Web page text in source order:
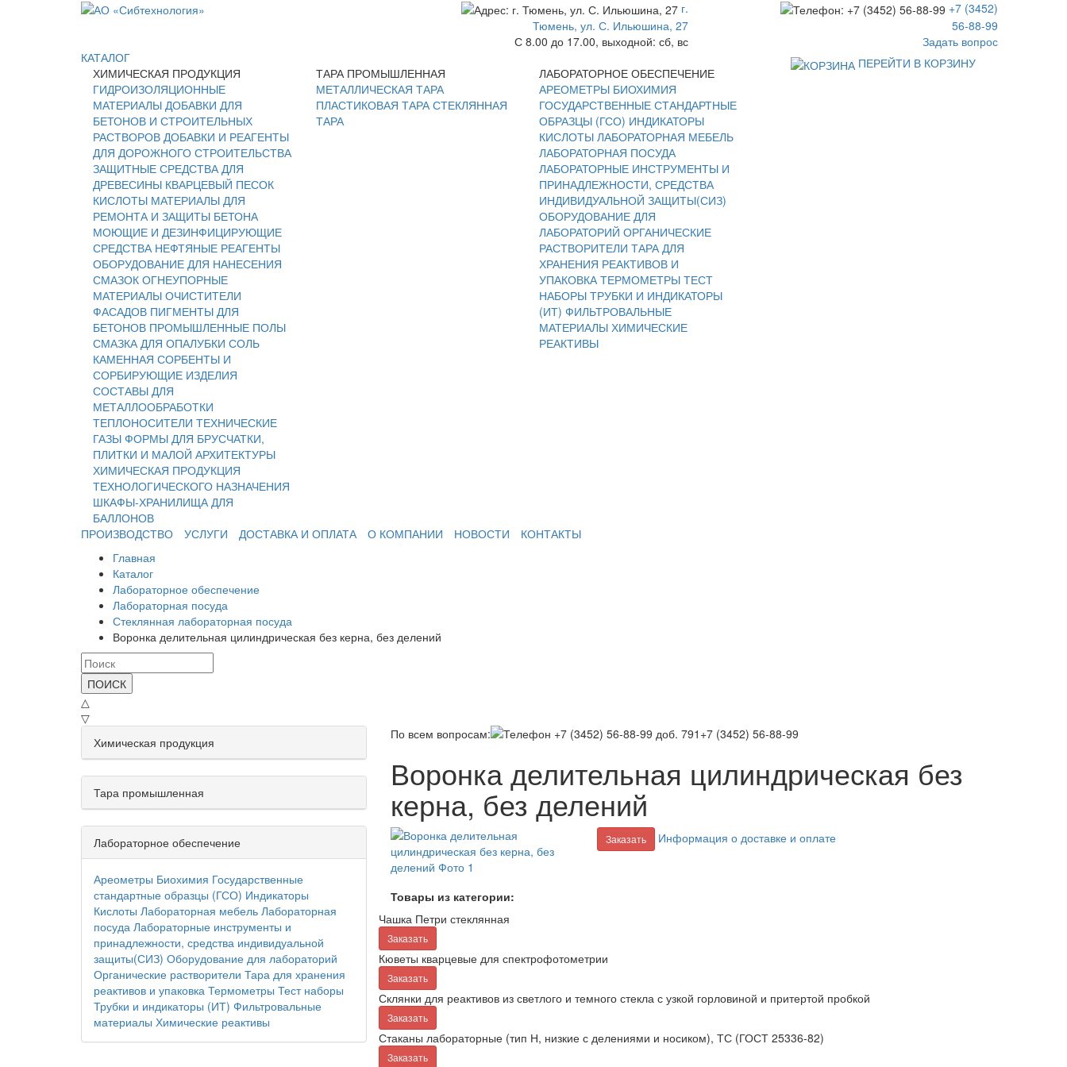
г.
Тюмень, ул. С. Ильюшина, 27
С 8.00 до 17.00, выходной: сб, вс
+7 (3452)
56-88-99
Задать вопрос
КАТАЛОГ
ХИМИЧЕСКАЯ ПРОДУКЦИЯ
ГИДРОИЗОЛЯЦИОННЫЕ
МАТЕРИАЛЫ ДОБАВКИ ДЛЯ
БЕТОНОВ И СТРОИТЕЛЬНЫХ
РАСТВОРОВ ДОБАВКИ И РЕАГЕНТЫ
ДЛЯ ДОРОЖНОГО СТРОИТЕЛЬСТВА
ЗАЩИТНЫЕ СРЕДСТВА ДЛЯ
ДРЕВЕСИНЫ КВАРЦЕВЫЙ ПЕСОК
КИСЛОТЫ МАТЕРИАЛЫ ДЛЯ
РЕМОНТА И ЗАЩИТЫ БЕТОНА
МОЮЩИЕ И ДЕЗИНФИЦИРУЮЩИЕ
СРЕДСТВА НЕФТЯНЫЕ РЕАГЕНТЫ
ОБОРУДОВАНИЕ ДЛЯ НАНЕСЕНИЯ
СМАЗОК ОГНЕУПОРНЫЕ
МАТЕРИАЛЫ ОЧИСТИТЕЛИ
ФАСАДОВ ПИГМЕНТЫ ДЛЯ
БЕТОНОВ ПРОМЫШЛЕННЫЕ ПОЛЫ
СМАЗКА ДЛЯ ОПАЛУБКИ СОЛЬ
КАМЕННАЯ СОРБЕНТЫ И
СОРБИРУЮЩИЕ ИЗДЕЛИЯ
СОСТАВЫ ДЛЯ
МЕТАЛЛООБРАБОТКИ
ТЕПЛОНОСИТЕЛИ ТЕХНИЧЕСКИЕ
ГАЗЫ ФОРМЫ ДЛЯ БРУСЧАТКИ,
ПЛИТКИ И МАЛОЙ АРХИТЕКТУРЫ
ХИМИЧЕСКАЯ ПРОДУКЦИЯ
ТЕХНОЛОГИЧЕСКОГО НАЗНАЧЕНИЯ
ШКАФЫ-ХРАНИЛИЩА ДЛЯ
БАЛЛОНОВ
ТАРА ПРОМЫШЛЕННАЯ
МЕТАЛЛИЧЕСКАЯ ТАРА
ПЛАСТИКОВАЯ ТАРА СТЕКЛЯННАЯ
ТАРА
ЛАБОРАТОРНОЕ ОБЕСПЕЧЕНИЕ
АРЕОМЕТРЫ БИОХИМИЯ
ГОСУДАРСТВЕННЫЕ СТАНДАРТНЫЕ
ОБРАЗЦЫ (ГСО) ИНДИКАТОРЫ
КИСЛОТЫ ЛАБОРАТОРНАЯ МЕБЕЛЬ
ЛАБОРАТОРНАЯ ПОСУДА
ЛАБОРАТОРНЫЕ ИНСТРУМЕНТЫ И
ПРИНАДЛЕЖНОСТИ, СРЕДСТВА
ИНДИВИДУАЛЬНОЙ ЗАЩИТЫ(СИЗ)
ОБОРУДОВАНИЕ ДЛЯ
ЛАБОРАТОРИЙ ОРГАНИЧЕСКИЕ
РАСТВОРИТЕЛИ ТАРА ДЛЯ
ХРАНЕНИЯ РЕАКТИВОВ И
УПАКОВКА ТЕРМОМЕТРЫ ТЕСТ
НАБОРЫ ТРУБКИ И ИНДИКАТОРЫ
(ИТ) ФИЛЬТРОВАЛЬНЫЕ
МАТЕРИАЛЫ ХИМИЧЕСКИЕ
РЕАКТИВЫ
ПРОИЗВОДСТВО УСЛУГИ ДОСТАВКА И ОПЛАТА О КОМПАНИИ НОВОСТИ КОНТАКТЫ
ПЕРЕЙТИ В КОРЗИНУ
Главная
Каталог
Лабораторное обеспечение
Лабораторная посуда
Стеклянная лабораторная посуда
Воронка делительная цилиндрическая без керна, без делений
ПОИСК
△
▽
Химическая продукция
Тара промышленная
Лабораторное обеспечение
Ареометры Биохимия Государственные
стандартные образцы (ГСО) Индикаторы
Кислоты Лабораторная мебель Лабораторная
посуда Лабораторные инструменты и
принадлежности, средства индивидуальной
защиты(СИЗ) Оборудование для лабораторий
Органические растворители Тара для хранения
реактивов и упаковка Термометры Тест наборы
Трубки и индикаторы (ИТ) Фильтровальные
материалы Химические реактивы
По всем вопросам: +7 (3452) 56-88-99
Воронка делительная цилиндрическая без
керна, без делений
Заказать Информация о доставке и оплате
Товары из категории:
Чашка Петри стеклянная
Заказать
Кюветы кварцевые для спектрофотометрии
Заказать
Склянки для реактивов из светлого и темного стекла с узкой горловиной и притертой пробкой
Заказать
Стаканы лабораторные (тип Н, низкие с делениями и носиком), ТС (ГОСТ 25336-82)
Заказать